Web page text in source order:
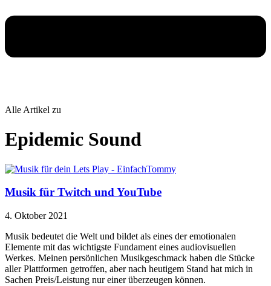
Alle Artikel zu
Epidemic Sound
Musik für Twitch und YouTube
4. Oktober 2021
Musik bedeutet die Welt und bildet als eines der emotionalen
Elemente mit das wichtigste Fundament eines audiovisuellen
Werkes. Meinen persönlichen Musikgeschmack haben die Stücke
aller Plattformen getroffen, aber nach heutigem Stand hat mich in
Sachen Preis/Leistung nur einer überzeugen können.